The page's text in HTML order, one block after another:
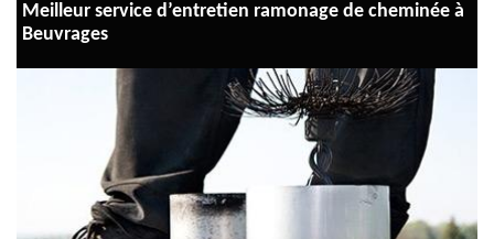
Meilleur service d’entretien ramonage de cheminée à
Beuvrages